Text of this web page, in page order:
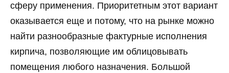
сферу применения. Приоритетным этот вариант
оказывается еще и потому, что на рынке можно
найти разнообразные фактурные исполнения
кирпича, позволяющие им облицовывать
помещения любого назначения. Большой